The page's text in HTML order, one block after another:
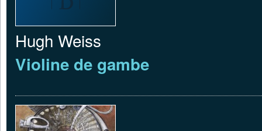
Hugh Weiss
Violine de gambe